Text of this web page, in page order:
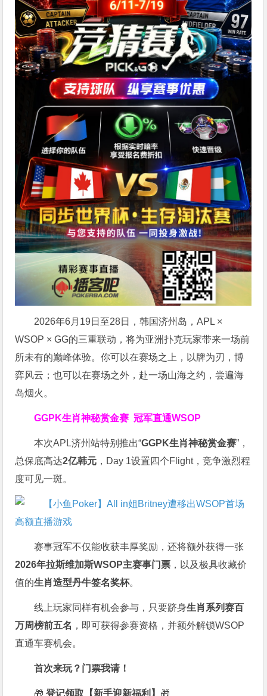
2026年6月19日至28日，韩国济州岛，APL ×
WSOP × GG的三重联动，将为亚洲扑克玩家带来一场前
所未有的巅峰体验。你可以在赛场之上，以牌为刃，博
弈风云；也可以在赛场之外，赴一场山海之约，尝遍海
岛烟火。
GGPK生肖神秘赏金赛冠军直通WSOP
本次APL济州站特别推出“GGPK生肖神秘赏金赛”，
总保底高达2亿韩元 ，Day 1设置四个Flight，竞争激烈程
度可见一斑。
赛事冠军不仅能收获丰厚奖励，还将额外获得一张
2026年拉斯维加斯WSOP主赛事门票 ，以及极具收藏价
值的生肖造型丹牛签名奖杯。
线上玩家同样有机会参与，只要跻身生肖系列赛百
万周榜前五名 ，即可获得参赛资格，并额外解锁WSOP
直通车赛机会。
首次来玩？门票我请！
🎁 登记领取【新手迎新福利】 🎁